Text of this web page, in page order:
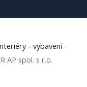
- vybavení-
AP spol. s r.o.